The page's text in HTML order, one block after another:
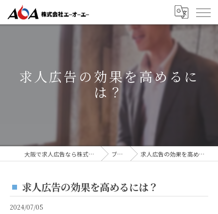
求人広告の効果を高めるに
は？
大阪で求人広告なら株式会社AOA ブログ 求人広告の効果を高めるには？
求人広告の効果を高めるには？
2024/07/05